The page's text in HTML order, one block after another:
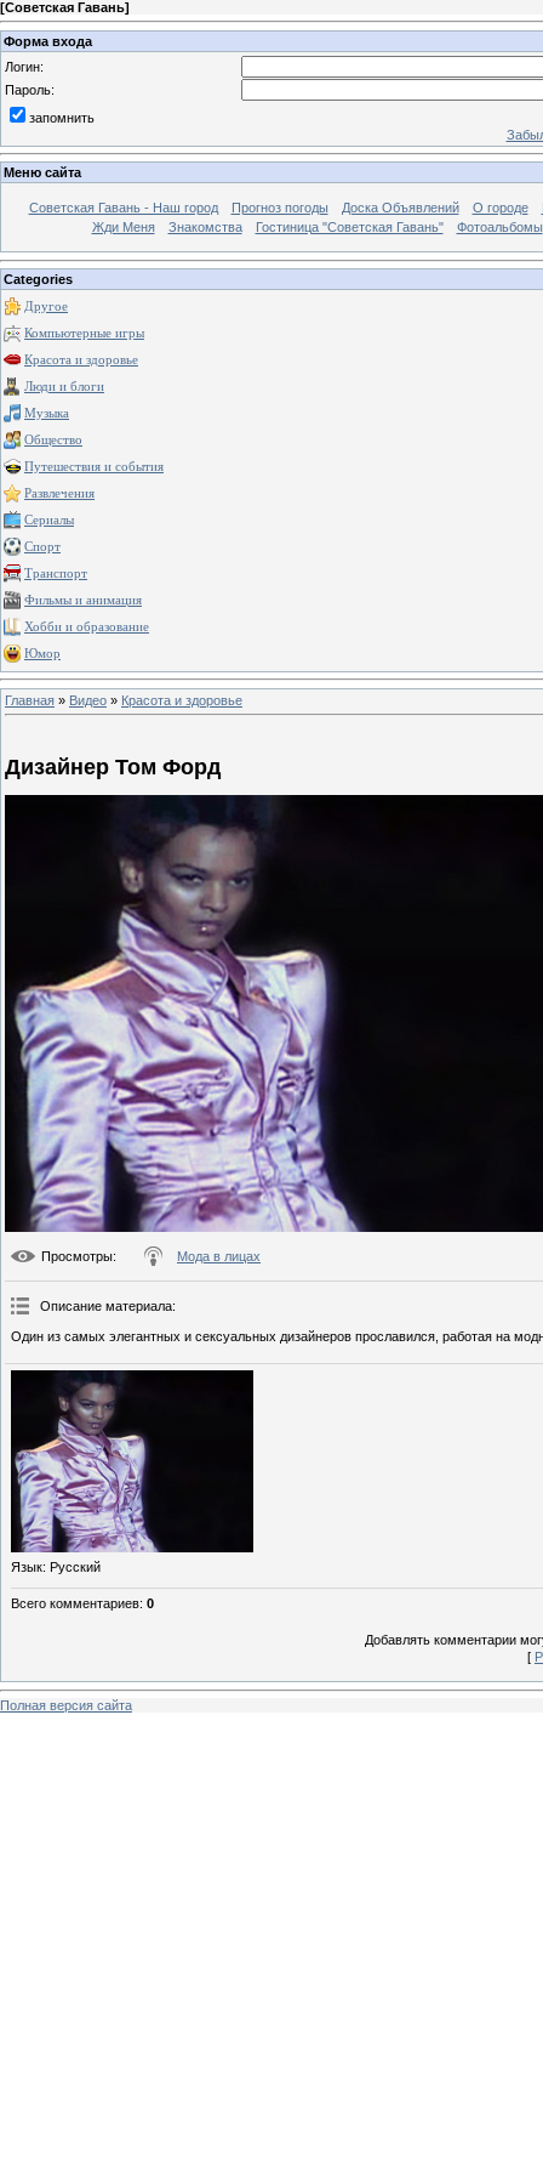
[Советская Гавань]
Форма входа
Логин:
Пароль:
запомнить
Меню сайта
Советская Гавань - Наш город Прогноз погоды Доска Объявлений О городе
Жди Меня
Знакомства Гостиница "Советская Гавань" Фотоальбомы
Categories
Другое
Компьютерные игры
Красота и здоровье
Люди и блоги
Музыка
Общество
Путешествия и события
Развлечения
Сериалы
Спорт
Транспорт
Фильмы и анимация
Хобби и образование
Юмор
Главная » Видео » Красота и здоровье
Дизайнер Том Форд
Просмотры: Мода в лицах
Описание материала:
Один из самых элегантных и сексуальных дизайнеров прославился, работая на
Язык: Русский
Всего комментариев: 0
Добавлять комментарии
[
Полная версия сайта